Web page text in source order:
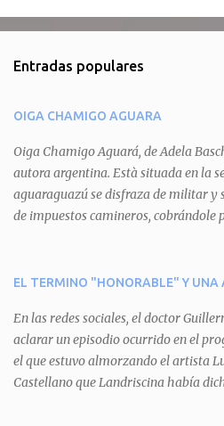
e
t
a
r
i
o
Entradas populares
OIGA CHAMIGO AGUARA
Oiga Chamigo Aguará, de Adela
autora argentina. Està situada en la
aguaraguazú se disfraza de militar y
de impuestos camineros, cobrándole
aguará le provoca. De igual manera
del aguará y pasa sin pagar. Por
expuesta la mentira del aguará y
personajes a unirse para enfrentarlo.
quitarle el disfraz de militar, y el
EL TERMINO "HONORABLE" Y UNA
En las redes sociales, el doctor
aclarar un episodio ocurrido en el
el que estuvo almorzando el artista
Castellano que Landriscina había